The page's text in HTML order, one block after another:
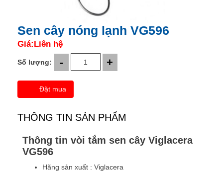
Sen cây nóng lạnh VG596
Giá:Liên hệ
Số lượng: - +
Đặt mua
THÔNG TIN SẢN PHẨM
Thông tin vòi tắm sen cây Viglacera
VG596
Hãng sản xuất : Viglacera